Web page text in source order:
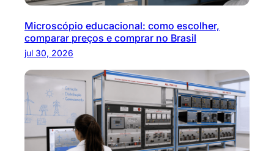
Microscópio educacional: como escolher,
comparar preços e comprar no Brasil
jul 30, 2026